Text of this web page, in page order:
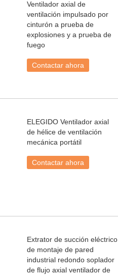
Ventilador axial de
ventilación impulsado por
cinturón a prueba de
explosiones y a prueba de
fuego
Contactar ahora
ELEGIDO Ventilador axial
de hélice de ventilación
mecánica portátil
Contactar ahora
Extrator de succión eléctrico
de montaje de pared
industrial redondo soplador
de flujo axial ventilador de